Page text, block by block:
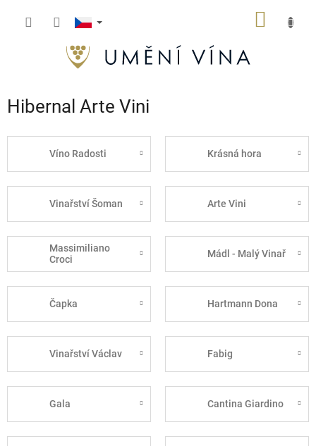
Hibernal Arte Vini
Víno Radosti Krásná hora
Vinařství Šoman Arte Vini
Massimiliano
Croci
Mádl - Malý Vinař
Čapka Hartmann Dona
Vinařství Václav Fabig
Gala Cantina Giardino